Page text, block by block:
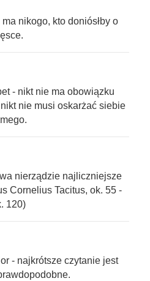
nikogo, kto doniósłby o
- nikt nie ma obowiązku
nie musi oskarżać siebie
nierządzie najliczniejsze
Cornelius Tacitus, ok. 55 -
120)
- najkrótsze czytanie jest